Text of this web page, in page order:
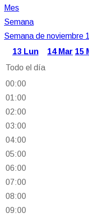
Mes
Semana
Semana de noviembre
13 Lun 14 Mar 15
Todo el día
00:00
01:00
02:00
03:00
04:00
05:00
06:00
07:00
08:00
09:00